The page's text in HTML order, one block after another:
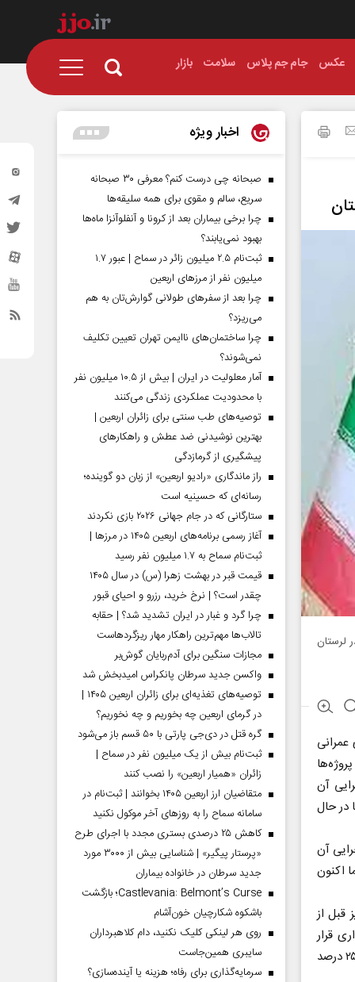
عکس جام جم پلاس سلامت بازار
فرهنگی هنری در لرستان
آن
اما در حال
آن
اما اکنون
قبل از
قرار
گرفته است، افزود: همچنین سالن آمفی‌تئاتر مجتمع فرهنگی هنری ازنا در دولت قبل ۲۵ درصد
اخبار ویژه
صبحانه چی درست کنم؟ معرفی ۳۰ صبحانه
سریع، سالم و مقوی برای همه سلیقه‌ها
چرا برخی بیماران بعد از کرونا و آنفلوآنزا ماه‌ها
بهبود نمی‌یابند؟
ثبت‌نام ۲.۵ میلیون زائر در سماح | عبور ۱.۷
میلیون نفر از مرز‌های اربعین
چرا بعد از سفرهای طولانی گوارش‌تان به هم
می‌ریزد؟
چرا ساختمان‌های ناایمن تهران تعیین تکلیف
نمی‌شوند؟
آمار معلولیت در ایران | بیش از ۱۰.۵ میلیون نفر
با محدودیت عملکردی زندگی می‌کنند
توصیه‌های طب سنتی برای زائران اربعین |
بهترین نوشیدنی ضد عطش و راهکارهای
پیشگیری از گرمازدگی
راز ماندگاری «رادیو اربعین» از زبان دو گوینده؛
رسانه‌ای که حسینیه است
ستارگانی که در جام جهانی ۲۰۲۶ بازی نکردند
آغاز رسمی برنامه‌های اربعین ۱۴۰۵ در مرز‌ها |
ثبت‌نام سماح به ۱.۷ میلیون نفر رسید
قیمت قبر در بهشت زهرا (س) در سال ۱۴۰۵
چقدر است؟ | نرخ خرید، رزرو و احیای قبور
چرا گرد و غبار در ایران تشدید شد؟ | حقابه
تالاب‌ها مهم‌ترین راهکار مهار ریزگردهاست
مجازات سنگین برای آدم‌ربایان گوش‌بر
واکسن جدید سرطان پانکراس امیدبخش شد
توصیه‌های تغذیه‌ای برای زائران اربعین ۱۴۰۵ |
در گرمای اربعین چه بخوریم و چه نخوریم؟
گره قتل در دی‌جی پارتی با ۵۰ قسم باز می‌شود
ثبت‌نام بیش از یک میلیون نفر در سماح |
زائران «همیار اربعین» را نصب کنند
متقاضیان ارز اربعین ۱۴۰۵ بخوانند | ثبت‌نام در
سامانه سماح را به روز‌های آخر موکول نکنید
کاهش ۲۵ درصدی بستری مجدد با اجرای طرح
«پرستار پیگیر» | شناسایی بیش از ۳۰۰۰ مورد
جدید سرطان در خانواده بیماران
Castlevania: Belmont’s Curse؛ بازگشت
باشکوه شکارچیان خون‌آشام
روی هر لینکی کلیک نکنید، دام کلاهبرداران
سایبری همین‌جاست
سرمایه‌گذاری برای رفاه؛ هزینه یا آینده‌سازی؟